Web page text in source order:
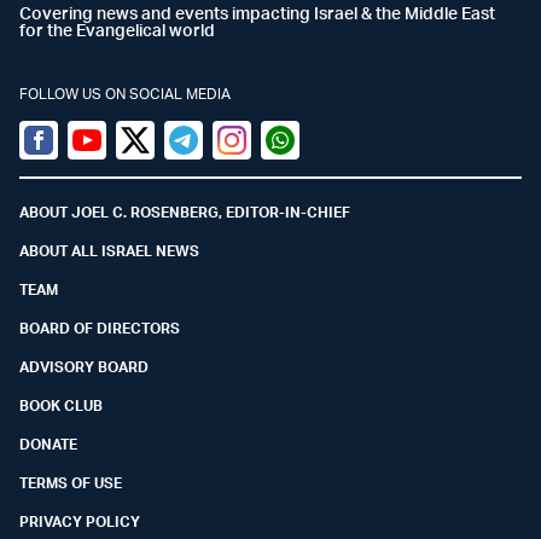
Covering news and events impacting Israel & the Middle East
for the Evangelical world
FOLLOW US ON SOCIAL MEDIA
Facebook
YoutubeTwitter (X)
TelegramInstagramWhatsapp
ABOUT JOEL C. ROSENBERG, EDITOR-IN-CHIEF
ABOUT ALL ISRAEL NEWS
TEAM
BOARD OF DIRECTORS
ADVISORY BOARD
BOOK CLUB
DONATE
TERMS OF USE
PRIVACY POLICY